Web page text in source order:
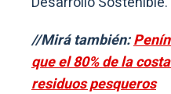
//Mirá también:
que el 80% de la
residuos pesqueros